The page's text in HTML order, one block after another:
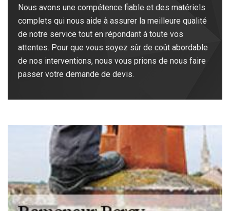
Nous avons une compétence fiable et des matériels
complets qui nous aide à assurer la meilleure qualité
de notre service tout en répondant à toute vos
attentes. Pour que vous soyez sûr de coût abordable
de nos interventions, nous vous prions de nous faire
passer votre demande de devis.